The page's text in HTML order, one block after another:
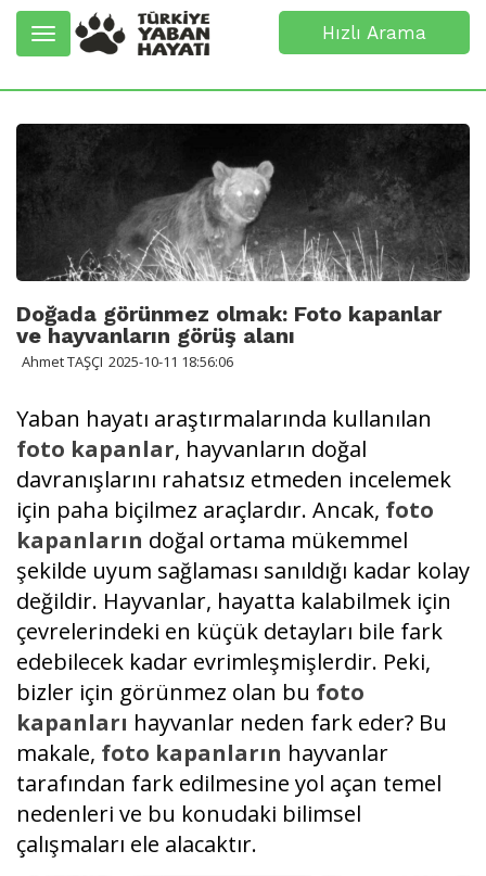
Toggle
navigation
Hızlı Arama
Doğada görünmez olmak: Foto kapanlar
ve hayvanların görüş alanı
Ahmet TAŞÇI 2025-10-11 18:56:06
Yaban hayatı araştırmalarında kullanılan
foto kapanlar, hayvanların doğal
davranışlarını rahatsız etmeden incelemek
için paha biçilmez araçlardır. Ancak, foto
kapanların doğal ortama mükemmel
şekilde uyum sağlaması sanıldığı kadar kolay
değildir. Hayvanlar, hayatta kalabilmek için
çevrelerindeki en küçük detayları bile fark
edebilecek kadar evrimleşmişlerdir. Peki,
bizler için görünmez olan bu foto
kapanları hayvanlar neden fark eder? Bu
makale, foto kapanların hayvanlar
tarafından fark edilmesine yol açan temel
nedenleri ve bu konudaki bilimsel
çalışmaları ele alacaktır.